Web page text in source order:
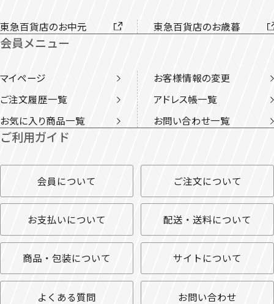
東急百貨店のお中元 東急百貨店のお歳暮
会員メニュー
マイページ
お客様情報の変更
ご注文履歴一覧
アドレス帳一覧
お気に入り商品一覧
お問い合わせ一覧
ご利用ガイド
会員について ご注文について
お支払いについて 配送・送料について
商品・包装について サイトについて
よくある質問 お問い合わせ